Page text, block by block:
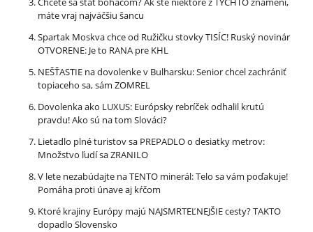
máte vraj najväčšiu šancu
Spartak Moskva chce od Ružičku stovky TISÍC! Ruský novinár
OTVORENE: Je to RANA pre KHL
NEŠŤASTIE na dovolenke v Bulharsku: Senior chcel zachrániť
topiaceho sa, sám ZOMREL
Dovolenka ako LUXUS: Európsky rebríček odhalil krutú
pravdu! Ako sú na tom Slováci?
Lietadlo plné turistov sa PREPADLO o desiatky metrov:
Množstvo ľudí sa ZRANILO
V lete nezabúdajte na TENTO minerál: Telo sa vám poďakuje!
Pomáha proti únave aj kŕčom
Ktoré krajiny Európy majú NAJSMRTEĽNEJŠIE cesty? TAKTO
dopadlo Slovensko